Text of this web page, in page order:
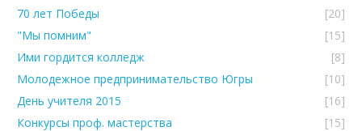
70 лет Победы
[20]
"Мы помним"
[15]
Ими гордится колледж
[8]
Молодежное предпринимательство Югры
[10]
День учителя 2015
[16]
Конкурсы проф. мастерства
[15]